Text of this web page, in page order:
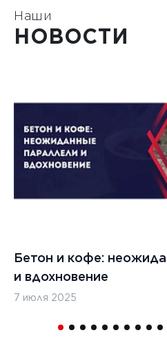
Наши
НОВОСТИ
Бетон и кофе:
и вдохновение
7 июля 2025